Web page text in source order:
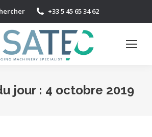
+33 5 45 65 34 62
jour : 4 octobre 2019